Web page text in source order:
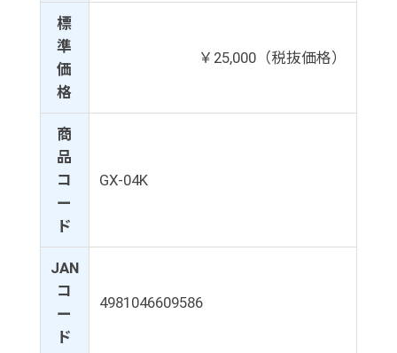
標
準
価
格
￥25,000（税抜価格）
商
品
コ
ー
ド
GX-04K
JAN
コ
ー
ド
4981046609586